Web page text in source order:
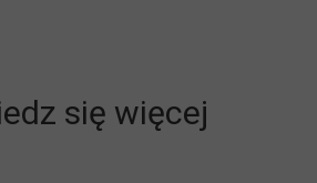
się więcej